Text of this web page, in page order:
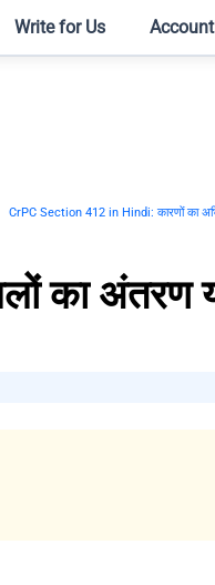
Write for Us Account
CrPC Section 412 in Hindi: कारणों का
का अंतरण